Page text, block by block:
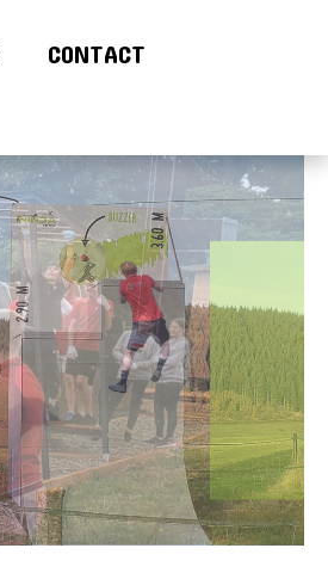
CONTACT